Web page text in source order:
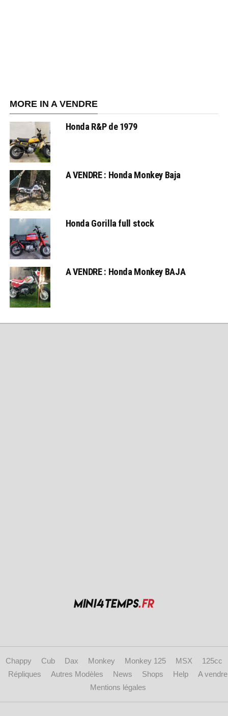
MORE IN A VENDRE
Honda R&P de 1979
A VENDRE : Honda Monkey Baja
Honda Gorilla full stock
A VENDRE : Honda Monkey BAJA
Chappy Cub Dax Monkey Monkey 125 MSX
125cc
Répliques
Autres Modèles News Shops Help
A vendre
Mentions légales